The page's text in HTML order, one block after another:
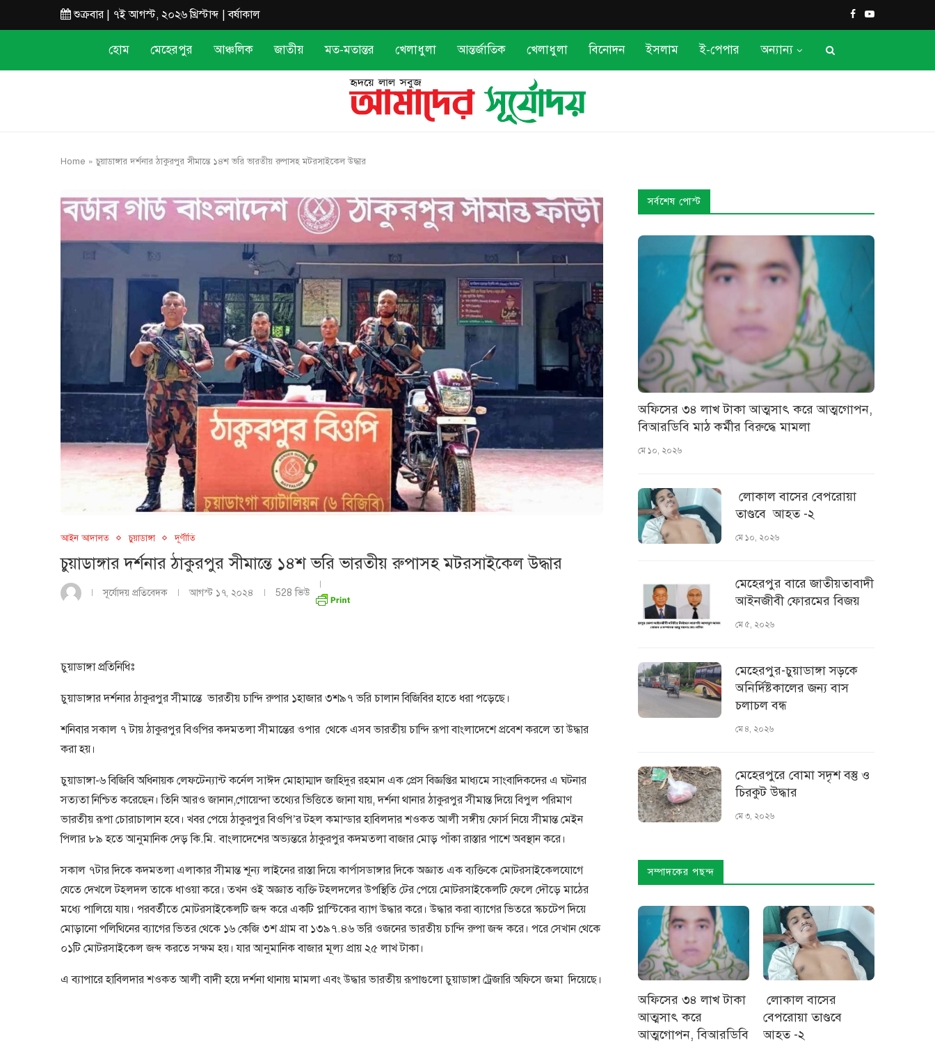
শুক্রবার | ৭ই আগস্ট, ২০২৬ খ্রিস্টাব্দ | বর্ষাকাল
হোম মেহেরপুর আঞ্চলিক জাতীয় মত-মতান্তর খেলাধুলা আন্তর্জাতিক খেলাধুলা বিনোদন ইসলাম ই-পেপার অন্যান্য
Home »চুয়াডাঙ্গার দর্শনার ঠাকুরপুর সীমান্তে ১৪শ ভরি ভারতীয় রুপাসহ মটরসাইকেল উদ্ধার
আইন আদালত চুয়াডাঙ্গা দূর্ণীতি
চুয়াডাঙ্গার দর্শনার ঠাকুরপুর সীমান্তে ১৪শ ভরি ভারতীয় রুপাসহ মটরসাইকেল উদ্ধার
সূর্যোদয় প্রতিবেদক আগস্ট ১৭, ২০২৪ 528 ভিউ
চুয়াডাঙ্গা প্রতিনিধিঃ
চুয়াডাঙ্গার দর্শনার ঠাকুরপুর সীমান্তে ভারতীয় চান্দি রুপার ১হাজার ৩শ৯৭ ভরি চালান বিজিবির হাতে ধরা পড়েছে।
শনিবার সকাল ৭ টায় ঠাকুরপুর বিওপির কদমতলা সীমান্তের ওপার থেকে এসব ভারতীয় চান্দি রূপা বাংলাদেশে প্রবেশ করলে তা উদ্ধার
করা হয়।
চুয়াডাঙ্গা-৬ বিজিবি অধিনায়ক লেফটেন্যান্ট কর্নেল সাঈদ মোহাম্মাদ জাহিদুর রহমান এক প্রেস বিজ্ঞপ্তির মাধ্যমে সাংবাদিকদের এ ঘটনার
সত্যতা নিশ্চিত করেছেন। তিনি আরও জানান,গোয়েন্দা তথ্যের ভিত্তিতে জানা যায়, দর্শনা থানার ঠাকুরপুর সীমান্ত দিয়ে বিপুল পরিমাণ
ভারতীয় রূপা চোরাচালান হবে। খবর পেয়ে ঠাকুরপুর বিওপি’র টহল কমান্ডার হাবিলদার শওকত আলী সঙ্গীয় ফোর্স নিয়ে সীমান্ত মেইন
পিলার ৮৯ হতে আনুমানিক দেড় কি.মি. বাংলাদেশের অভ্যন্তরে ঠাকুরপুর কদমতলা বাজার মোড় পাঁকা রাস্তার পাশে অবস্থান করে।
সকাল ৭টার দিকে কদমতলা এলাকার সীমান্ত শূন্য লাইনের রাস্তা দিয়ে কার্পাসডাঙ্গার দিকে অজ্ঞাত এক ব্যক্তিকে মোটরসাইকেলযোগে
যেতে দেখলে টহলদল তাকে ধাওয়া করে। তখন ওই অজ্ঞাত ব্যক্তি টহলদলের উপস্থিতি টের পেয়ে মোটরসাইকেলটি ফেলে দৌড়ে মাঠের
মধ্যে পালিয়ে যায়। পরবর্তীতে মোটরসাইকেলটি জব্দ করে একটি প্লাস্টিকের ব্যাগ উদ্ধার করে। উদ্ধার করা ব্যাগের ভিতরে স্কচটেপ দিয়ে
মোড়ানো পলিথিনের ব্যাগের ভিতর থেকে ১৬ কেজি ৩শ গ্রাম বা ১৩৯৭.৪৬ ভরি ওজনের ভারতীয় চান্দি রুপা জব্দ করে। পরে সেখান থেকে
০১টি মোটরসাইকেল জব্দ করতে সক্ষম হয়। যার আনুমানিক বাজার মূল্য প্রায় ২৫ লাখ টাকা।
এ ব্যাপারে হাবিলদার শওকত আলী বাদী হয়ে দর্শনা থানায় মামলা এবং উদ্ধার ভারতীয় রূপাগুলো চুয়াডাঙ্গা ট্রেজারি অফিসে জমা দিয়েছে।
সর্বশেষ পোস্ট
অফিসের ৩৪ লাখ টাকা আত্মসাৎ করে আত্মগোপন,
বিআরডিবি মাঠ কর্মীর বিরুদ্ধে মামলা
মে ১০, ২০২৬
লোকাল বাসের বেপরোয়া
তাণ্ডবে আহত -২
মে ১০, ২০২৬
মেহেরপুর বারে জাতীয়তাবাদী
আইনজীবী ফোরমের বিজয়
মে ৫, ২০২৬
মেহেরপুর-চুয়াডাঙ্গা সড়কে
অনির্দিষ্টকালের জন্য বাস
চলাচল বন্ধ
মে ৪, ২০২৬
মেহেরপুরে বোমা সদৃশ বস্তু ও
চিরকুট উদ্ধার
মে ৩, ২০২৬
সম্পাদকের পছন্দ
অফিসের ৩৪ লাখ টাকা
আত্মসাৎ করে
আত্মগোপন, বিআরডিবি
লোকাল বাসের
বেপরোয়া তাণ্ডবে
আহত -২